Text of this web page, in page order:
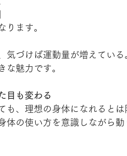
ります。
気づけば運動量が増えている
な魅力です。
目も変わる
も、理想の身体になれるとは
体の使い方を意識しながら